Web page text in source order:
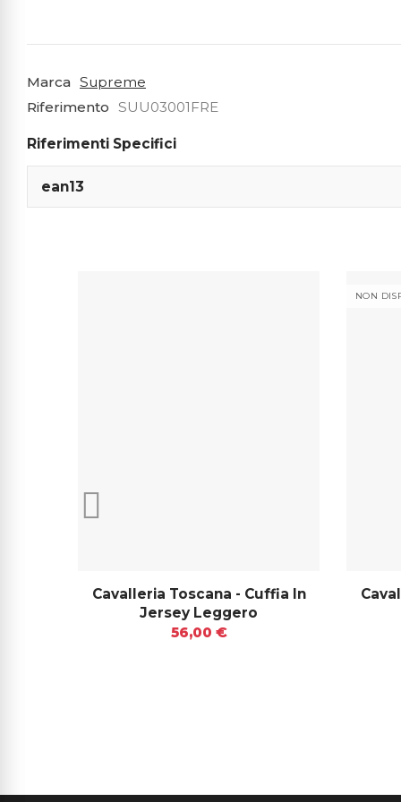
Marca Supreme
Riferimento SUU03001FRE
Riferimenti Specifici
ean13
Cavalleria Toscana - Cuffia In
Jersey Leggero
56,00 €
NON